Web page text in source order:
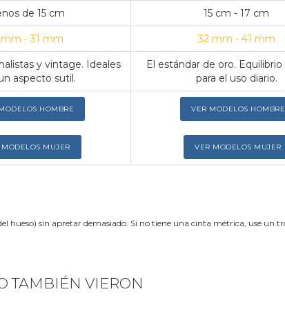
de 15 cm 15 cm - 17 cm
- 31 mm 32 mm - 41 mm
y vintage. Ideales
aspecto sutil.
El estándar de oro.
para el uso diario.
HOMBRE
MODELOS MUJER
VER MODELOS HOMBRE
VER MODELOS MUJER
hueso) sin apretar demasiado. Si no tiene una cinta métrica, use un
TAMBIÉN VIERON